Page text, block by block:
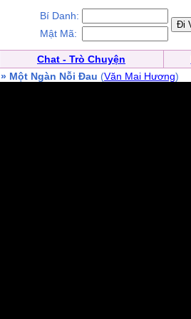
Bí Danh:
Mật Mã:
Chat - Trò Chuyện
» Một Ngàn Nỗi Đau (Văn Mai Hương)